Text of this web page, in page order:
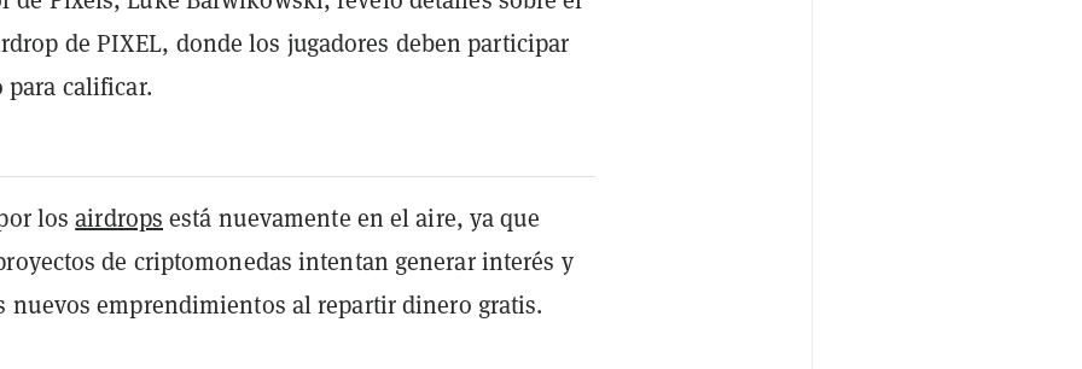
de PIXEL, donde los jugadores deben participar
para calificar.
losairdrops está nuevamente en el aire, ya que
de criptomonedas intentan generar interés y
nuevos emprendimientos al repartir dinero gratis.